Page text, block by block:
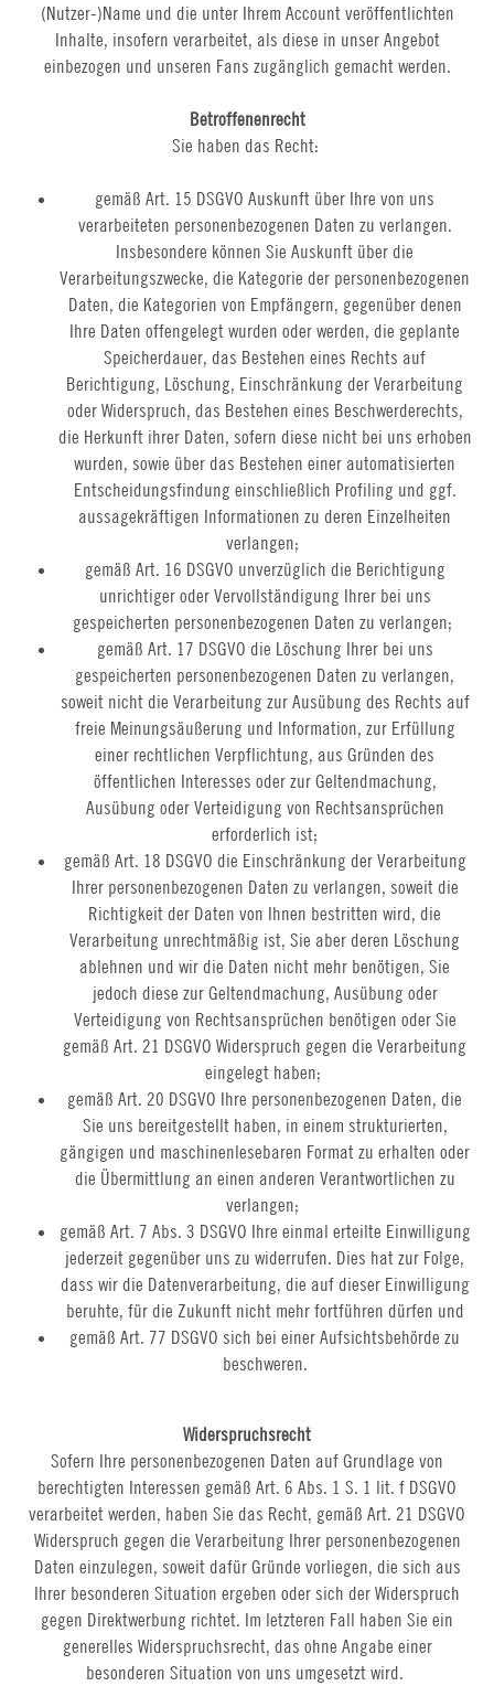
(Nutzer-)Name und die unter Ihrem Account veröffentlichten
Inhalte, insofern verarbeitet, als diese in unser Angebot
einbezogen und unseren Fans zugänglich gemacht werden.
Betroffenenrecht
Sie haben das Recht:
gemäß Art. 15 DSGVO Auskunft über Ihre von uns
verarbeiteten personenbezogenen Daten zu verlangen.
Insbesondere können Sie Auskunft über die
Verarbeitungszwecke, die Kategorie der personenbezogenen
Daten, die Kategorien von Empfängern, gegenüber denen
Ihre Daten offengelegt wurden oder werden, die geplante
Speicherdauer, das Bestehen eines Rechts auf
Berichtigung, Löschung, Einschränkung der Verarbeitung
oder Widerspruch, das Bestehen eines Beschwerderechts,
die Herkunft ihrer Daten, sofern diese nicht bei uns erhoben
wurden, sowie über das Bestehen einer automatisierten
Entscheidungsfindung einschließlich Profiling und ggf.
aussagekräftigen Informationen zu deren Einzelheiten
verlangen;
gemäß Art. 16 DSGVO unverzüglich die Berichtigung
unrichtiger oder Vervollständigung Ihrer bei uns
gespeicherten personenbezogenen Daten zu verlangen;
gemäß Art. 17 DSGVO die Löschung Ihrer bei uns
gespeicherten personenbezogenen Daten zu verlangen,
soweit nicht die Verarbeitung zur Ausübung des Rechts auf
freie Meinungsäußerung und Information, zur Erfüllung
einer rechtlichen Verpflichtung, aus Gründen des
öffentlichen Interesses oder zur Geltendmachung,
Ausübung oder Verteidigung von Rechtsansprüchen
erforderlich ist;
gemäß Art. 18 DSGVO die Einschränkung der Verarbeitung
Ihrer personenbezogenen Daten zu verlangen, soweit die
Richtigkeit der Daten von Ihnen bestritten wird, die
Verarbeitung unrechtmäßig ist, Sie aber deren Löschung
ablehnen und wir die Daten nicht mehr benötigen, Sie
jedoch diese zur Geltendmachung, Ausübung oder
Verteidigung von Rechtsansprüchen benötigen oder Sie
gemäß Art. 21 DSGVO Widerspruch gegen die Verarbeitung
eingelegt haben;
gemäß Art. 20 DSGVO Ihre personenbezogenen Daten, die
Sie uns bereitgestellt haben, in einem strukturierten,
gängigen und maschinenlesebaren Format zu erhalten oder
die Übermittlung an einen anderen Verantwortlichen zu
verlangen;
gemäß Art. 7 Abs. 3 DSGVO Ihre einmal erteilte Einwilligung
jederzeit gegenüber uns zu widerrufen. Dies hat zur Folge,
dass wir die Datenverarbeitung, die auf dieser Einwilligung
beruhte, für die Zukunft nicht mehr fortführen dürfen und
gemäß Art. 77 DSGVO sich bei einer Aufsichtsbehörde zu
beschweren.
Widerspruchsrecht
Sofern Ihre personenbezogenen Daten auf Grundlage von
berechtigten Interessen gemäß Art. 6 Abs. 1 S. 1 lit. f DSGVO
verarbeitet werden, haben Sie das Recht, gemäß Art. 21 DSGVO
Widerspruch gegen die Verarbeitung Ihrer personenbezogenen
Daten einzulegen, soweit dafür Gründe vorliegen, die sich aus
Ihrer besonderen Situation ergeben oder sich der Widerspruch
gegen Direktwerbung richtet. Im letzteren Fall haben Sie ein
generelles Widerspruchsrecht, das ohne Angabe einer
besonderen Situation von uns umgesetzt wird.